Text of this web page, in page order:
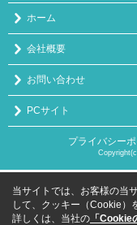
ホーム
会社概要
お問い合わせ
PCサイト
プライバシー
当サイトでは、お客様の当
して、クッキー（Cookie）
詳しくは、当社の 「Cookie